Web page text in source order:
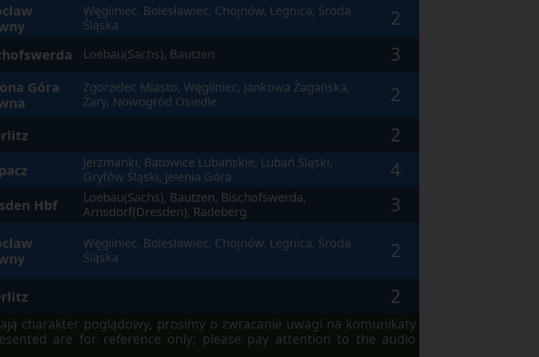
Węgliniec, Bolesławiec, Chojnów, Legnica, Środa
Śląska
2
Loebau(Sachs), Bautzen
3
Góra
Zgorzelec Miasto, Węgliniec, Jankowa Żagańska,
Żary, Nowogród Osiedle
2
2
Jerzmanki, Batowice Lubańskie, Lubań Śląski,
Gryfów Śląski, Jelenia Góra
4
Hbf
Loebau(Sachs), Bautzen, Bischofswerda,
Arnsdorf(Dresden), Radeberg
3
Węgliniec, Bolesławiec, Chojnów, Legnica, Środa
Śląska
2
2
charakter poglądowy, prosimy o zwracanie uwagi na komunikaty
are for reference only; please pay attention to the audio